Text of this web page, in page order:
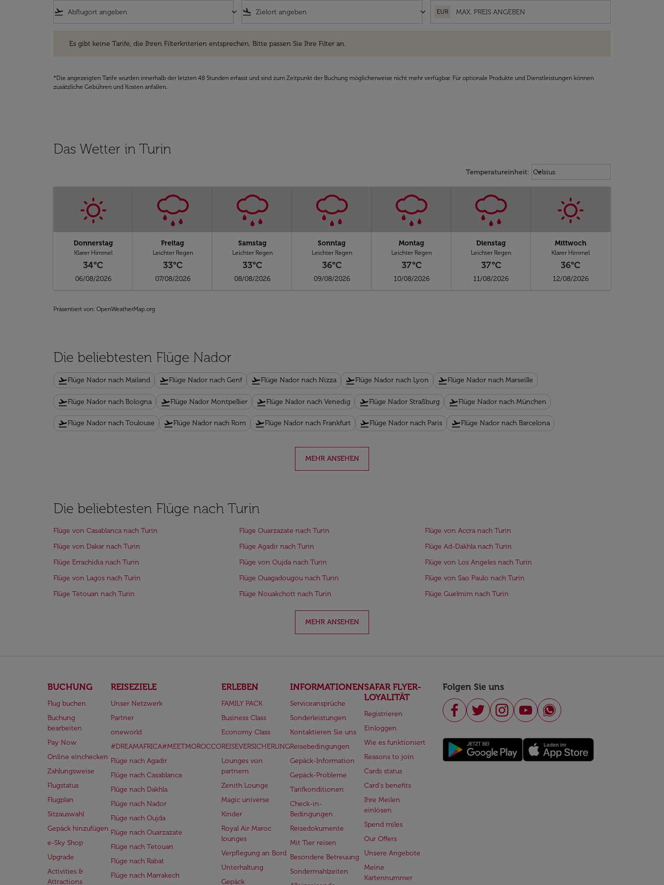
flight_takeoff keyboard_arrow_down flight_land keyboard_arrow_down EUR
Es gibt keine Tarife, die Ihren Filterkriterien entsprechen. Bitte passen Sie Ihre Filter an.
*Die angezeigten Tarife wurden innerhalb der letzten 48 Stunden erfasst und sind zum Zeitpunkt der Buchung möglicherweise nicht mehr verfügbar. Für optionale Produkte und Dienstleistungen können
zusätzliche Gebühren und Kosten anfallen.
Das Wetter in Turin
Temperatureinheit: Weather unit option Celsius
Celsius
keyboard_arrow_down
Donnerstag
Klarer Himmel
34°C
06/08/2026
Freitag
Leichter Regen
33°C
07/08/2026
Samstag
Leichter Regen
33°C
08/08/2026
Sonntag
Leichter Regen
36°C
09/08/2026
Montag
Leichter Regen
37°C
10/08/2026
Dienstag
Leichter Regen
37°C
11/08/2026
Mittwoch
Klarer Himmel
36°C
12/08/2026
Präsentiert von: OpenWeatherMap.org
Die beliebtesten Flüge Nador
flight_takeoffFlüge Nador nach Mailand flight_takeoffFlüge Nador nach Genf flight_takeoffFlüge Nador nach Nizza flight_takeoffFlüge Nador nach Lyon flight_takeoffFlüge Nador nach Marseille
flight_takeoffFlüge Nador nach Bologna flight_takeoffFlüge Nador Montpellier flight_takeoffFlüge Nador nach Venedig flight_takeoffFlüge Nador Straßburg flight_takeoffFlüge Nador nach München
flight_takeoffFlüge Nador nach Toulouse flight_takeoffFlüge Nador nach Rom flight_takeoffFlüge Nador nach Frankfurt flight_takeoffFlüge Nador nach Paris flight_takeoffFlüge Nador nach Barcelona
MEHR ANSEHEN
Die beliebtesten Flüge nach Turin
Flüge von Casablanca nach Turin Flüge Ouarzazate nach Turin
Flüge von Accra nach Turin
Flüge von Dakar nach Turin
Flüge Agadir nach Turin
Flüge Ad-Dakhla nach Turin
Flüge Errachidia nach Turin
Flüge von Oujda nach Turin
Flüge von Los Angeles nach Turin
Flüge von Lagos nach Turin
Flüge Ouagadougou nach Turin
Flüge von Sao Paulo nach Turin
Flüge Tétouan nach Turin
Flüge Nouakchott nach Turin Flüge Guelmim nach Turin
MEHR ANSEHEN
BUCHUNG
Flug buchen
Buchung
bearbeiten
Pay Now
Online einchecken
Zahlungsweise
Flugstatus
Flugplan
Sitzauswahl
Gepäck hinzufügen
e-Sky Shop
Upgrade
Activities &
Attractions
REISEZIELE
Unser Netzwerk
Partner
oneworld
#DREAMAFRICA#MEETMOROCCO
Flüge nach Agadir
Flüge nach Casablanca
Flüge nach Dakhla
Flüge nach Nador
Flüge nach Oujda
Flüge nach Ouarzazate
Flüge nach Tetouan
Flüge nach Rabat
Flüge nach Marrakech
ERLEBEN
FAMILY PACK
Business Class
Economy Class
REISEVERSICHERUNG
Lounges von
partnern
Zenith Lounge
Magic universe
Kinder
Royal Air Maroc
lounges
Verpflegung an Bord
Unterhaltung
Gepäck
INFORMATIONEN
Serviceansprüche
Sonderleistungen
Kontaktieren Sie uns
Reisebedingungen
Gepäck-Information
Gepäck-Probleme
Tarifkonditionen
Check-in-
Bedingungen
Reisedokumente
Mit Tier reisen
Besondere Betreuung
Sondermahlzeiten
SAFAR FLYER-
LOYALITÄT
Registrieren
Einloggen
Wie es funktioniert
Reasons to join
Cards status
Card's benefits
Ihre Meilen
einlösen
Spend miles
Our Offers
Unsere Angebote
Meine
Kartennummer
Folgen Sie uns